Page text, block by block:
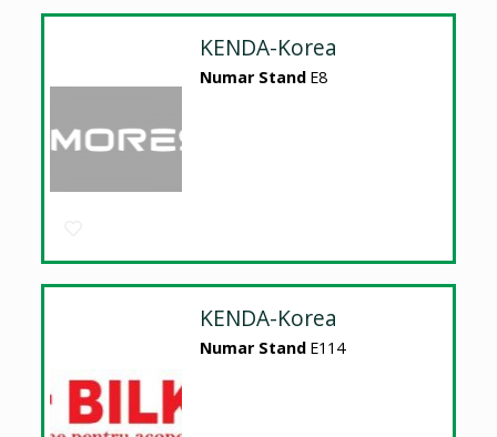
KENDA-Korea
Numar Stand E8
KENDA-Korea
Numar Stand E114